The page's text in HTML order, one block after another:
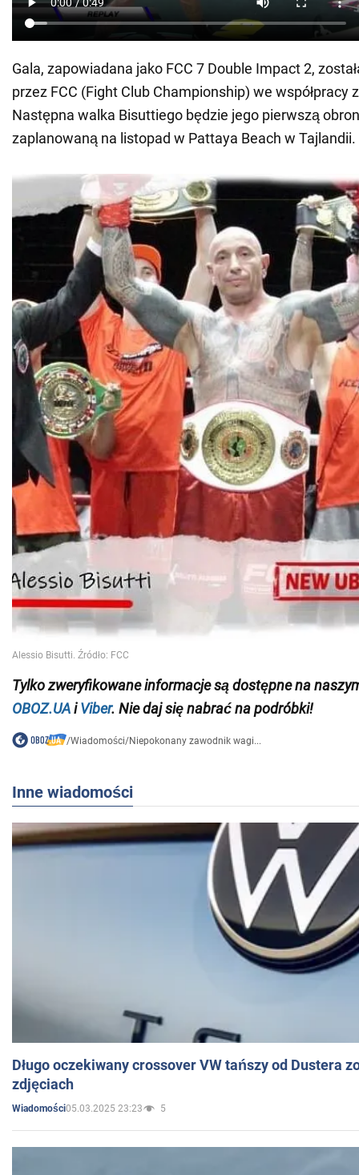
Gala, zapowiadana jako FCC 7 Double Impact 2,
przez FCC (Fight Club Championship) we współpracy
Następna walka Bisuttiego będzie jego pierwszą
zaplanowaną na listopad w Pattaya Beach w Tajlandii.
Tylkozweryfikowane informacje są dostępne na
OBOZ.UAiViber. Nie daj się nabrać na podróbki!
/Wiadomości/Niepokonany zawodnik wagi...
Inne wiadomości
Długo oczekiwany crossover VW tańszy od Dustera
zdjęciach
Wiadomości05.03.2025 23:23 5